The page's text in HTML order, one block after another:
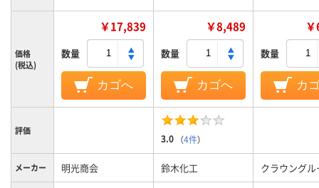
価格
(税込)
￥17,839
数量
カゴへ
￥8,489
数量
カゴへ
数量
カ
評価
3.0 （4件）
メーカー 明光商会 鈴木化工 クラウングル